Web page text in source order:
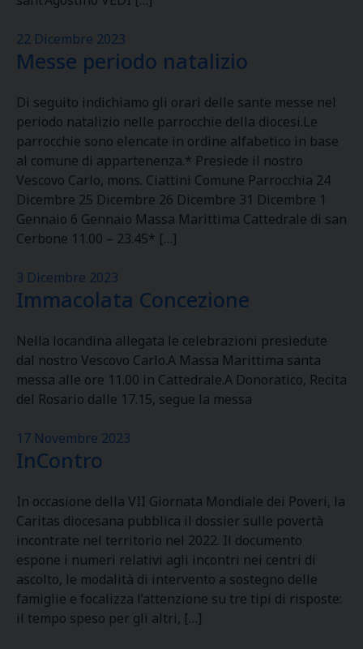
22 Dicembre 2023
Messe periodo natalizio
Di seguito indichiamo gli orari delle sante messe nel
periodo natalizio nelle parrocchie della diocesi.Le
parrocchie sono elencate in ordine alfabetico in base
al comune di appartenenza.* Presiede il nostro
Vescovo Carlo, mons. Ciattini Comune Parrocchia 24
Dicembre 25 Dicembre 26 Dicembre 31 Dicembre 1
Gennaio 6 Gennaio Massa Marittima Cattedrale di san
Cerbone 11.00 – 23.45* […]
3 Dicembre 2023
Immacolata Concezione
Nella locandina allegata le celebrazioni presiedute
dal nostro Vescovo Carlo.A Massa Marittima santa
messa alle ore 11.00 in Cattedrale.A Donoratico, Recita
del Rosario dalle 17.15, segue la messa
17 Novembre 2023
InContro
In occasione della VII Giornata Mondiale dei Poveri, la
Caritas diocesana pubblica il dossier sulle povertà
incontrate nel territorio nel 2022. Il documento
espone i numeri relativi agli incontri nei centri di
ascolto, le modalità di intervento a sostegno delle
famiglie e focalizza l’attenzione su tre tipi di risposte:
il tempo speso per gli altri, […]